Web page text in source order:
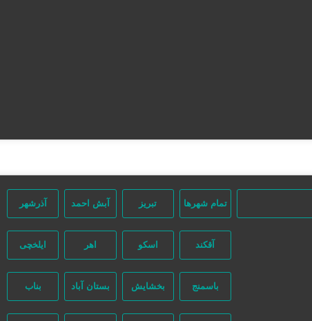
تمام شهر‌ها تبریز آبش احمد آذرشهر
آقکند اسکو اهر ایلخچی
باسمنج بخشایش بستان آباد بناب